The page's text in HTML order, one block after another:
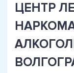
ЦЕНТР